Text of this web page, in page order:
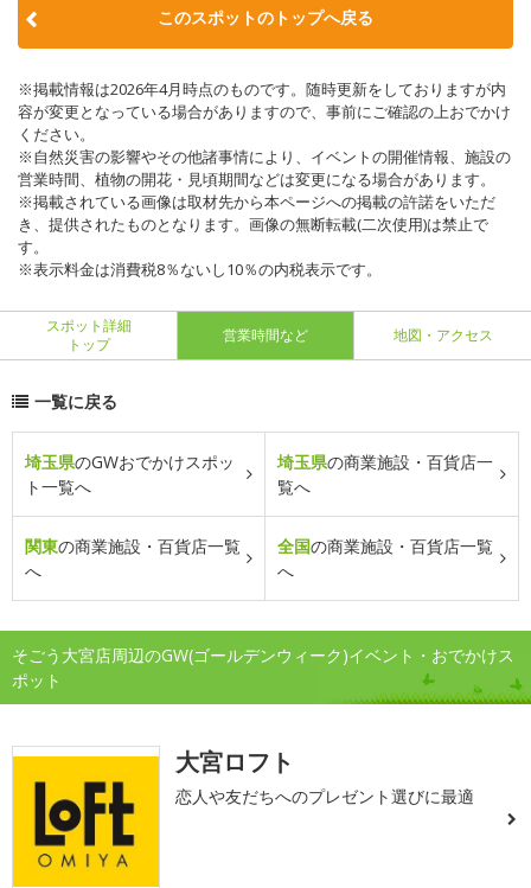
このスポットのトップへ戻る
※掲載情報は2026年4月時点のものです。随時更新をしておりますが内
容が変更となっている場合がありますので、事前にご確認の上おでかけ
ください。
※自然災害の影響やその他諸事情により、イベントの開催情報、施設の
営業時間、植物の開花・見頃期間などは変更になる場合があります。
※掲載されている画像は取材先から本ページへの掲載の許諾をいただ
き、提供されたものとなります。画像の無断転載(二次使用)は禁止で
す。
※表示料金は消費税8％ないし10％の内税表示です。
スポット詳細
トップ
営業時間など 地図・アクセス
一覧に戻る
埼玉県のGWおでかけスポッ
ト一覧へ
埼玉県の商業施設・百貨店一
覧へ
関東の商業施設・百貨店一覧
へ
全国の商業施設・百貨店一覧
へ
そごう大宮店周辺のGW(ゴールデンウィーク)イベント・おでかけス
ポット
大宮ロフト
恋人や友だちへのプレゼント選びに最適